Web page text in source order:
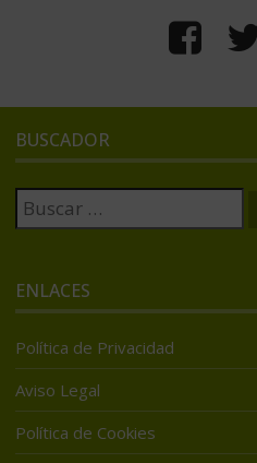
BUSCADOR
Buscar:
ENLACES
Política de Privacidad
Aviso Legal
Política de Cookies